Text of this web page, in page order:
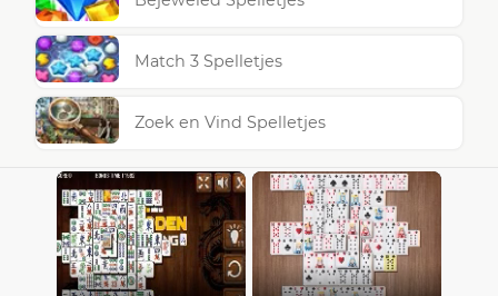
Match 3 Spelletjes
Zoek en Vind Spelletjes